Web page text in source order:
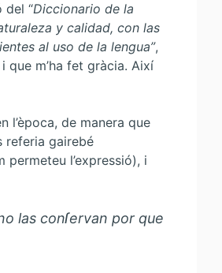
les
dones
“Diccionario de la
y calidad, con las
al uso de la lengua”,
que m’ha fet gràcia. Així
l’època, de manera que
referia gairebé
permeteu l’expressió), i
las conſervan por que